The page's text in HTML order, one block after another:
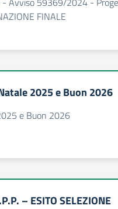
FINALE
2025 e Buon 2026
e Buon 2026
– ESITO SELEZIONE